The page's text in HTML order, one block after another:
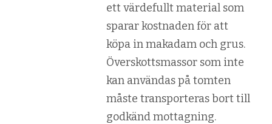
ett värdefullt material som
sparar kostnaden för att
köpa in makadam och grus.
Överskottsmassor som inte
kan användas på tomten
måste transporteras bort till
godkänd mottagning.